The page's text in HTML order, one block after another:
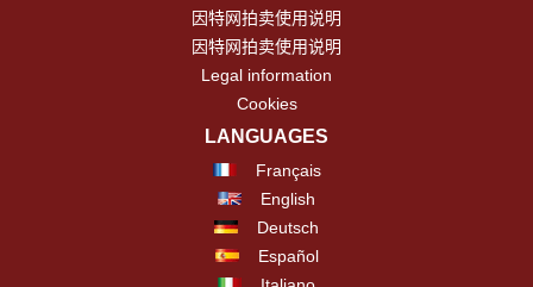
因特网拍卖使用说明
因特网拍卖使用说明
Legal information
Cookies
LANGUAGES
Français
English
Deutsch
Español